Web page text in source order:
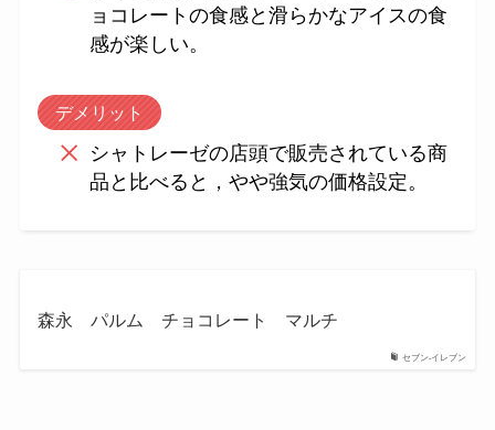
ョコレートの食感と滑らかなアイスの食
感が楽しい。
デメリット
シャトレーゼの店頭で販売されている商
品と比べると，やや強気の価格設定。
セブン‐イレブン
森永 パルム チョコレート マルチ